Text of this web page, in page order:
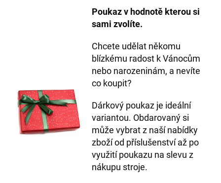
Poukaz v hodnotě kterou si
sami zvolíte.
Chcete udělat někomu
blízkému radost k Vánocům
nebo narozeninám, a nevíte
co koupit?
Dárkový poukaz je ideální
variantou. Obdarovaný si
může vybrat z naší nabídky
zboží od příslušenství až po
využití poukazu na slevu z
nákupu stroje.